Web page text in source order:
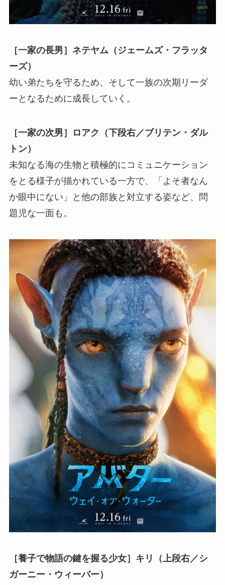
［一家の長男］ネテヤム（ジェームズ・フラッタ
ーズ）
幼い弟たちを守るため、そして一族の次期リーダ
ーとなるために成長していく。
［一家の次男］ロアク（下段右／ブリテン・ダル
トン）
未知なる海の生物と積極的にコミュニケーション
をとる様子が描かれている一方で、「よそ者なん
か眼中にない」と他の部族と対立する姿など、問
題児な一面も。
［養子で物語の鍵を握る少女］キリ（上段右／シ
ガーニー・ウィーバー）